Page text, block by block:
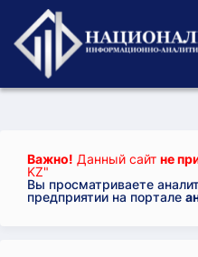
Важно! Данный сайт не
KZ"
Вы просматриваете
предприятии на портале